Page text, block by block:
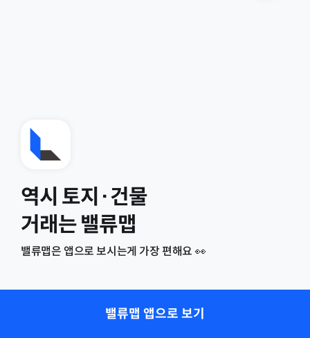
역시 토지·건물
거래는 밸류맵
밸류맵은 앱으로 보시는게 가장 편해요 👀
밸류맵 앱으로 보기